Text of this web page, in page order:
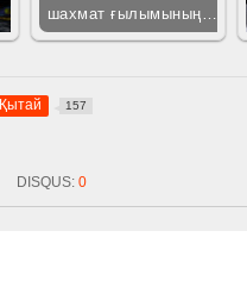
шахмат ғылымының…
Қытай 157
DISQUS:0